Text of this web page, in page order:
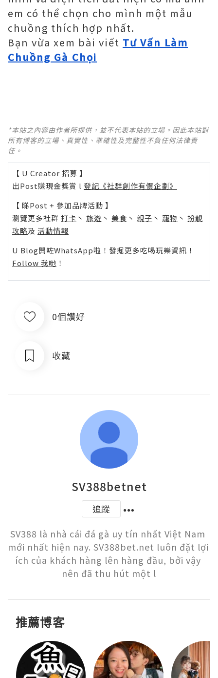
em có thể chọn cho mình một mẫu
chuồng thích hợp nhất.
Bạn vừa xem bài viết Tư Vấn Làm
Chuồng Gà Chọi
*本站之內容由作者所提供，並不代表本站的立場。因此本站對
所有博客的立場、真實性、準確性及完整性不負任何法律責
任。
【 U Creator 招募 】
出Post賺現金獎賞 l 登記《社群創作有價企劃》
【 睇Post + 參加品牌活動 】
瀏覽更多社群 打卡 丶 旅遊 丶 美食 丶 親子 丶 寵物 丶 扮靚
攻略及 活動情報
U Blog開咗WhatsApp啦！發掘更多吃喝玩樂資訊！
Follow 我哋 ！
0個讚好
收藏
SV388betnet
追蹤
SV388 là nhà cái đá gà uy tín nhất Việt Nam
mới nhất hiện nay. SV388bet.net luôn đặt lợi
ích của khách hàng lên hàng đầu, bởi vậy
nên đã thu hút một l
推薦博客